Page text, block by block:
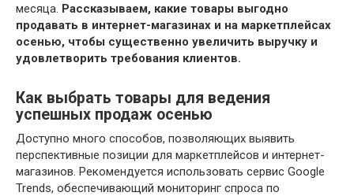
месяца. Рассказываем, какие товары выгодно
продавать в интернет-магазинах и на маркетплейсах
осенью, чтобы существенно увеличить выручку и
удовлетворить требования клиентов.
Как выбрать товары для ведения
успешных продаж осенью
Доступно много способов, позволяющих выявить
перспективные позиции для маркетплейсов и интернет-
магазинов. Рекомендуется использовать сервис Google
Trends, обеспечивающий мониторинг спроса по